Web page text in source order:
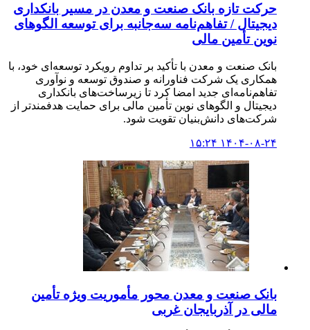
حرکت تازه بانک صنعت و معدن در مسیر بانکداری
دیجیتال / تفاهم‌نامه سه‌جانبه برای توسعه الگوهای
نوین تأمین مالی
بانک صنعت و معدن با تأکید بر تداوم رویکرد توسعه‌ای خود، با
همکاری یک شرکت فناورانه و صندوق توسعه و نوآوری
تفاهم‌نامه‌ای جدید امضا کرد تا زیرساخت‌های بانکداری
دیجیتال و الگوهای نوین تأمین مالی برای حمایت هدفمندتر از
شرکت‌های دانش‌بنیان تقویت شود.
۱۴۰۴-۰۸-۲۴ ۱۵:۲۴
بانک صنعت و معدن محور مأموریت ویژه تأمین
مالی در آذربایجان غربی